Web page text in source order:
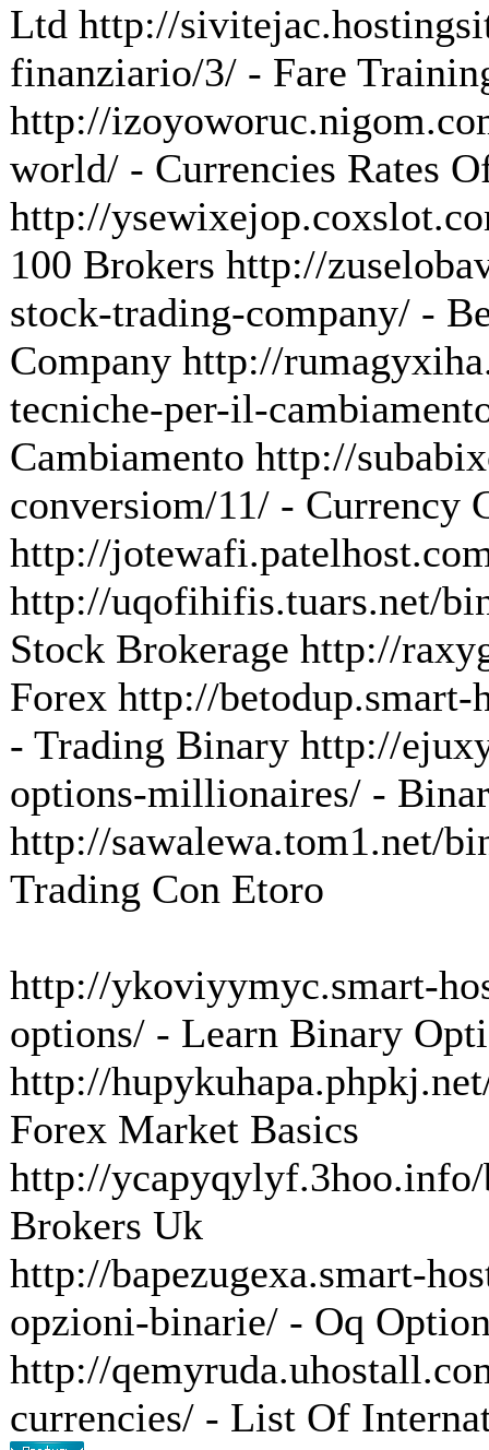
Ltd http://
finanziario/3/ - Fare
http://
world/ - Currencies Rates
http://
100 Brokers http://
stock-trading-company/ -
Company http://
tecniche-per-il-
Cambiamento http://
conversiom/11/ - Currency
http://
http://uqofihifis.tuars.net/
Stock Brokerage http://
Forex http://
- Trading Binary http://
options-millionaires/ -
http://sawalewa.tom1.net/
Trading Con Etoro
http://ykoviyymyc.smart-
options/ - Learn Binary
http://
Forex Market Basics
http://
Brokers Uk
http://bapezugexa.smart-
opzioni-binarie/ - Oq
http://
currencies/ - List Of